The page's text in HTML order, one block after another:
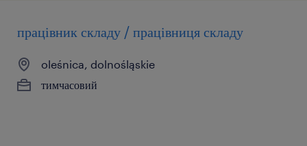
працівник складу / працівниця складу
oleśnica, dolnośląskie
тимчасовий